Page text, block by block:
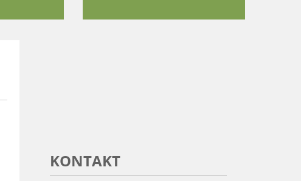
KONTAKT